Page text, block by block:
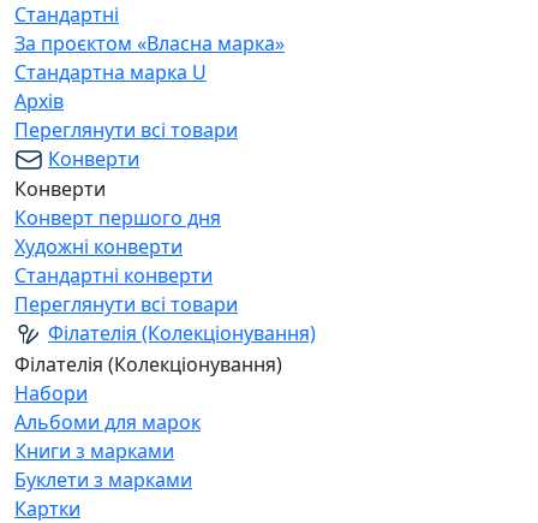
Стандартні
За проєктом «Власна марка»
Стандартна марка U
Архів
Переглянути всі товари
Конверти
Конверти
Конверт першого дня
Художні конверти
Стандартні конверти
Переглянути всі товари
Філателія (Колекціонування)
Філателія (Колекціонування)
Набори
Альбоми для марок
Книги з марками
Буклети з марками
Картки